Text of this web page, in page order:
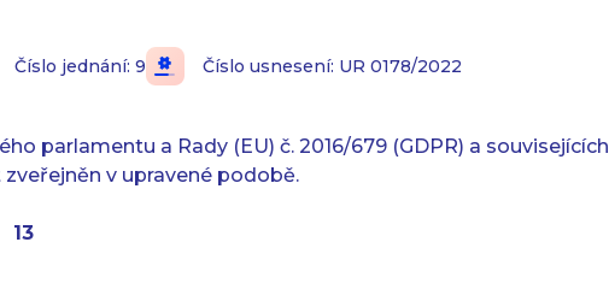
Číslo jednání: 9 Číslo usnesení: UR 0178/2022
parlamentu a Rady (EU) č. 2016/679 (GDPR) a souvisejících
v upravené podobě.
13